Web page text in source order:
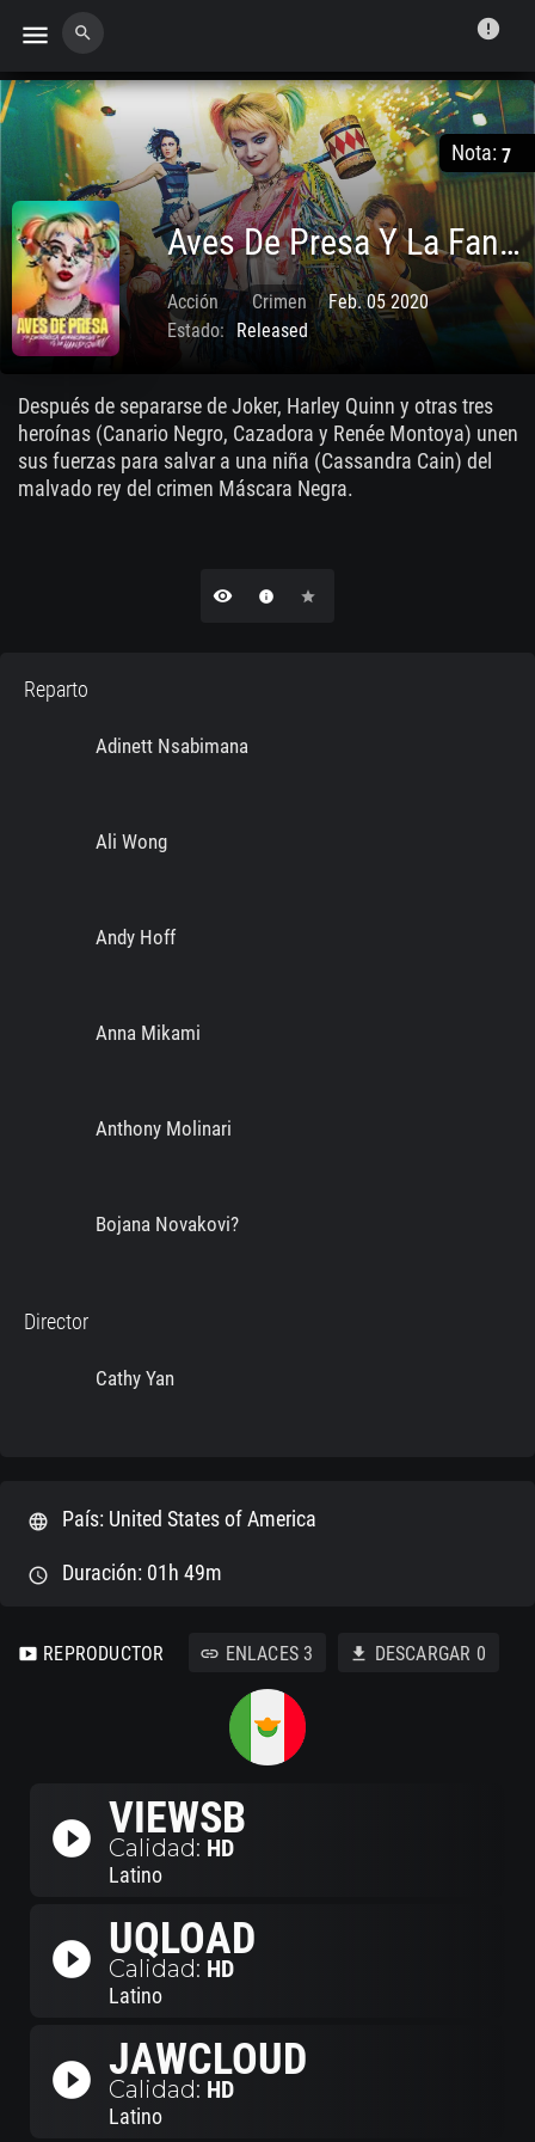
menu search error
Nota: 7
Aves De Presa Y La Fantabulosa Emancipación De Una Harley Quinn
Acción Crimen
Feb. 05 2020
Estado:
Released
Después de separarse de Joker, Harley Quinn y otras tres
heroínas (Canario Negro, Cazadora y Renée Montoya) unen
sus fuerzas para salvar a una niña (Cassandra Cain) del
malvado rey del crimen Máscara Negra.
remove_red_eye info star
Reparto
Adinett Nsabimana
Ali Wong
Andy Hoff
Anna Mikami
Anthony Molinari
Bojana Novakovi?
Director
Cathy Yan
language País: United States of America
schedule Duración: 01h 49m
smart_display REPRODUCTOR link ENLACES 3 download DESCARGAR 0
play_circle_filled VIEWSB
Calidad: HD
Latino
play_circle_filled UQLOAD
Calidad: HD
Latino
play_circle_filled JAWCLOUD
Calidad: HD
Latino